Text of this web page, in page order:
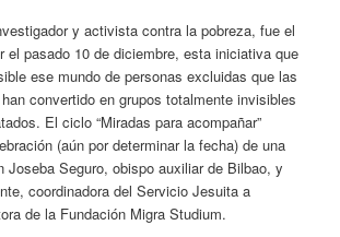
y activista contra la pobreza, fue el
el pasado 10 de diciembre, esta iniciativa que
ese mundo de personas excluidas que las
convertido en grupos totalmente invisibles
El ciclo “Miradas para acompañar”
(aún por determinar la fecha) de una
Joseba Seguro, obispo auxiliar de Bilbao, y
coordinadora del Servicio Jesuita a
de la Fundación Migra Studium.